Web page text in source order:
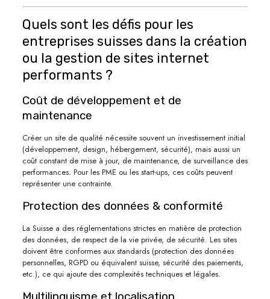
Quels sont les défis pour les
entreprises suisses dans la création
ou la gestion de sites internet
performants ?
Coût de développement et de
maintenance
Créer un site de qualité nécessite souvent un investissement initial
(développement, design, hébergement, sécurité), mais aussi un
coût constant de mise à jour, de maintenance, de surveillance des
performances. Pour les PME ou les start-ups, ces coûts peuvent
représenter une contrainte.
Protection des données & conformité
La Suisse a des réglementations strictes en matière de protection
des données, de respect de la vie privée, de sécurité. Les sites
doivent être conformes aux standards (protection des données
personnelles, RGPD ou équivalent suisse, sécurité des paiements,
etc.), ce qui ajoute des complexités techniques et légales.
Multilinguisme et localisation